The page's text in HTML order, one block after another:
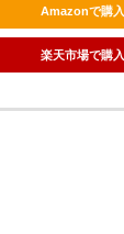
Amazonで購入
楽天市場で購入